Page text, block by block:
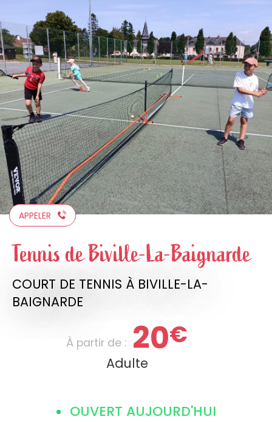
Aller
au
contenu
principal
APPELER
Tennis de Biville-La-Baignarde
COURT DE TENNIS À BIVILLE-LA-
BAIGNARDE
À partir de : 20€
Adulte
OUVERT AUJOURD'HUI